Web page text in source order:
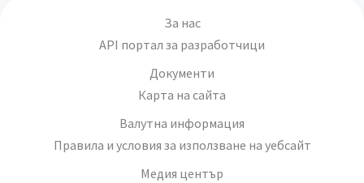
За нас
API портал за разработчици
Документи
Карта на сайта
Валутна информация
Правила и условия за използване на уебсайт
Медия център